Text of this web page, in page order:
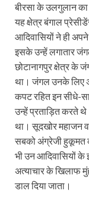
बीरसा के उलगुलान का
यह क्षेत्र बंगाल
आदिवासियों ने ही
इसके उन्हें लगातार
छोटानागपुर क्षेत्र के
था। जंगल उनके लिए
कपट रहित इन सीधे-
उन्हें प्रताड़ित करते
था। सूदखोर महाजन
सबको अंग्रेजी हुकूमत
भी उन आदिवासियों के
अत्याचार के खिलाफ
डाल दिया जाता।